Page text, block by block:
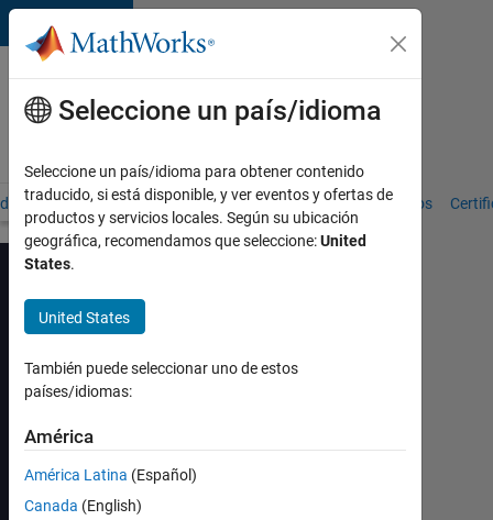
Saltar al contenido
Formación
en
MATLAB y
programa de formación Búsqueda de cursos Mis cursos
Modelado
de
Sistemas
Físicos
con
Simscape
Seleccione un país/idioma
Seleccione un país/idioma para obtener contenido
traducido, si está disponible, y ver eventos y ofertas de
productos y servicios locales. Según su ubicación
geográfica, recomendamos que seleccione:United
States.
United States
También puede seleccionar uno de estos
países/idiomas:
América
América Latina (Español)
Canada (English)